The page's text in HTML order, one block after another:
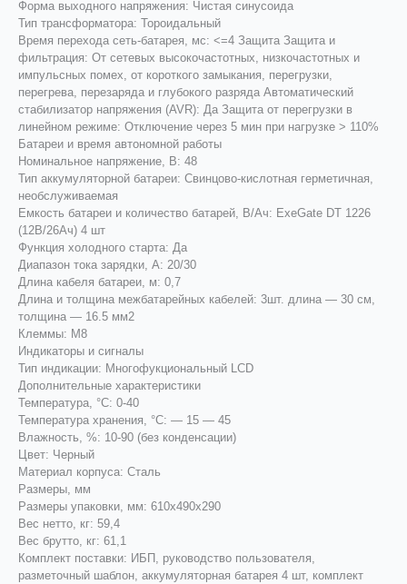
Форма выходного напряжения: Чистая синусоида
Тип трансформатора: Тороидальный
Время перехода сеть-батарея, мс: <=4 Защита Защита и
фильтрация: От сетевых высокочастотных, низкочастотных и
импульсных помех, от короткого замыкания, перегрузки,
перегрева, перезаряда и глубокого разряда Автоматический
стабилизатор напряжения (AVR): Да Защита от перегрузки в
линейном режиме: Отключение через 5 мин при нагрузке > 110%
Батареи и время автономной работы
Номинальное напряжение, В: 48
Тип аккумуляторной батареи: Свинцово-кислотная герметичная,
необслуживаемая
Емкость батареи и количество батарей, В/Ач: ExeGate DT 1226
(12В/26Ач) 4 шт
Функция холодного старта: Да
Диапазон тока зарядки, А: 20/30
Длина кабеля батареи, м: 0,7
Длина и толщина межбатарейных кабелей: 3шт. длина — 30 см,
толщина — 16.5 мм2
Клеммы: M8
Индикаторы и сигналы
Тип индикации: Многофукциональный LCD
Дополнительные характеристики
Температура, °С: 0-40
Температура хранения, °С: — 15 — 45
Влажность, %: 10-90 (без конденсации)
Цвет: Черный
Материал корпуса: Сталь
Размеры, мм
Размеры упаковки, мм: 610x490x290
Вес нетто, кг: 59,4
Вес брутто, кг: 61,1
Комплект поставки: ИБП, руководство пользователя,
разметочный шаблон, аккумуляторная батарея 4 шт, комплект